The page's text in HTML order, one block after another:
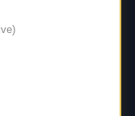
încât să aveți